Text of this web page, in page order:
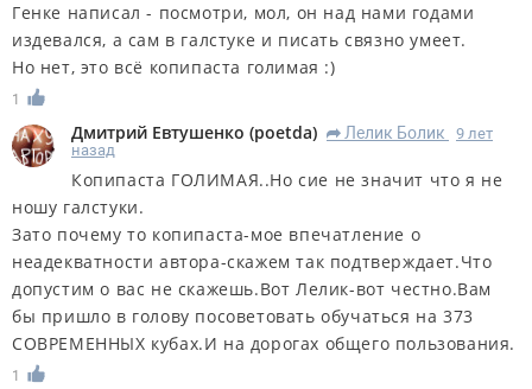
Генке написал - посмотри, мол, он над нами годами
издевался, а сам в галстуке и писать связно умеет.
Но нет, это всё копипаста голимая :)
1
Дмитрий Евтушенко (poetda) R Лелик Болик
9 лет
назад
Копипаста ГОЛИМАЯ..Но сие не значит что я не
ношу галстуки.
Зато почему то копипаста-мое впечатление о
неадекватности автора-скажем так подтверждает.Что
допустим о вас не скажешь.Вот Лелик-вот честно.Вам
бы пришло в голову посоветовать обучаться на 373
СОВРЕМЕННЫХ кубах.И на дорогах общего пользования.
1